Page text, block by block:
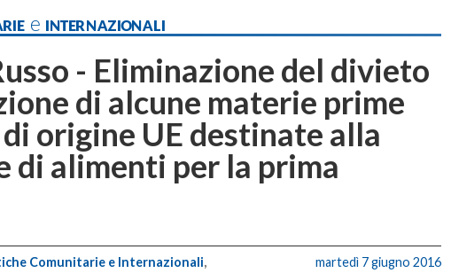
e INTERNAZIONALI
- Eliminazione del divieto
di alcune materie prime
origine UE destinate alla
di alimenti per la prima
martedì 7 giugno 2016
Comunitarie e Internazionali,